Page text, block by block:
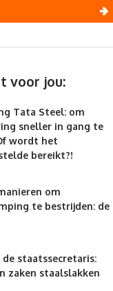
voor jou:
Tata Steel: om
sneller in gang te
wordt het
bereikt?!
om
te bestrijden: de
de staatssecretaris:
zaken staalslakken